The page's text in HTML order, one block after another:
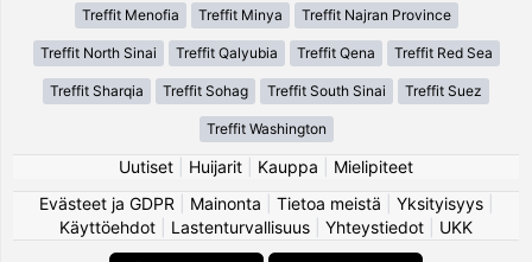
Treffit Menofia Treffit Minya Treffit Najran Province
Treffit North Sinai Treffit Qalyubia Treffit Qena Treffit Red Sea
Treffit Sharqia Treffit Sohag Treffit South Sinai Treffit Suez
Treffit Washington
Uutiset Huijarit Kauppa
Mielipiteet
Evästeet ja GDPR
Mainonta Tietoa meistä Yksityisyys|
Käyttöehdot
Lastenturvallisuus Yhteystiedot UKK